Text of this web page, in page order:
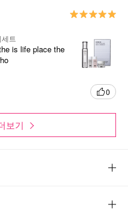
트
is life place the
0
보기